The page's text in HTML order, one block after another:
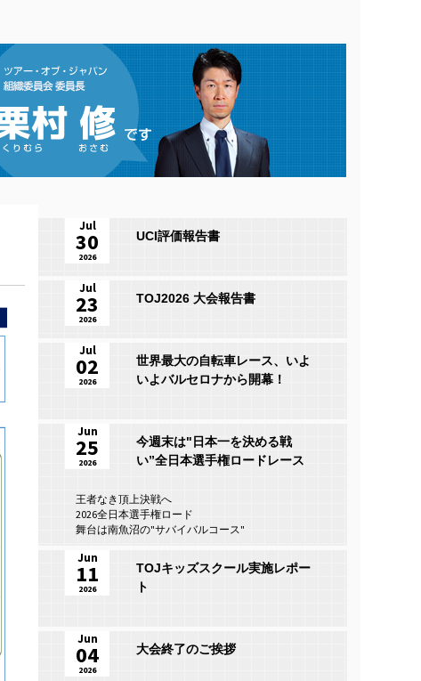
UCI評価報告書
Jul
30
2026
TOJ2026 大会報告書
Jul
23
2026
世界最大の自転車レース、いよ
いよバルセロナから開幕！
Jul
02
2026
今週末は"日本一を決める戦
い”全日本選手権ロードレース
王者なき頂上決戦へ
2026全日本選手権ロード
舞台は南魚沼の"サバイバルコース"
Jun
25
2026
TOJキッズスクール実施レポー
ト
Jun
11
2026
大会終了のご挨拶
Jun
04
2026